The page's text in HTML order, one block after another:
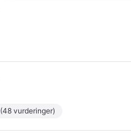
(48 vurderinger)